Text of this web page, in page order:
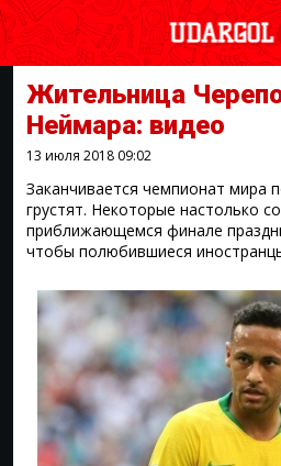
Жительница
Неймара: видео
13 июля 2018 09:02
Заканчивается чемпионат мира
грустят. Некоторые настолько
приближающемся финале
чтобы полюбившиеся